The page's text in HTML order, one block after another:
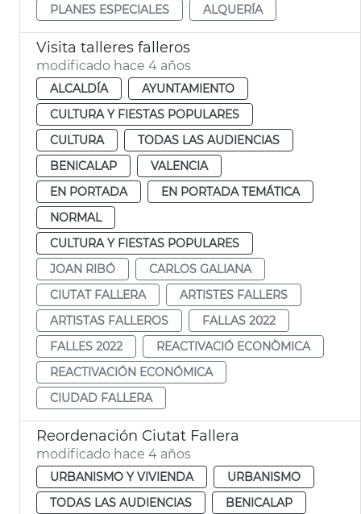
PLANES ESPECIALES
ALQUERÍA
Visita talleres falleros
modificado hace 4 años
ALCALDÍA
AYUNTAMIENTO
CULTURA Y FIESTAS POPULARES
CULTURA
TODAS LAS AUDIENCIAS
BENICALAP
VALENCIA
EN PORTADA
EN PORTADA TEMÁTICA
NORMAL
CULTURA Y FIESTAS POPULARES
JOAN RIBÓ
CARLOS GALIANA
CIUTAT FALLERA
ARTISTES FALLERS
ARTISTAS FALLEROS
FALLAS 2022
FALLES 2022
REACTIVACIÓ ECONÒMICA
REACTIVACIÓN ECONÓMICA
CIUDAD FALLERA
Reordenación Ciutat Fallera
modificado hace 4 años
URBANISMO Y VIVIENDA
URBANISMO
TODAS LAS AUDIENCIAS
BENICALAP